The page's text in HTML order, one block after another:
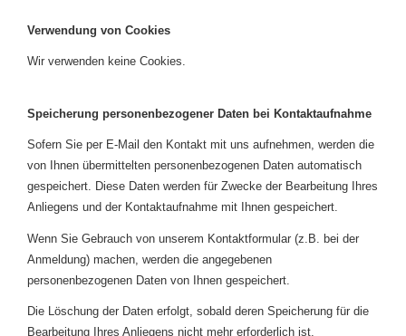
Verwendung von Cookies
Wir verwenden keine Cookies.
Speicherung personenbezogener Daten bei Kontaktaufnahme
Sofern Sie per E-Mail den Kontakt mit uns aufnehmen, werden die
von Ihnen übermittelten personenbezogenen Daten automatisch
gespeichert. Diese Daten werden für Zwecke der Bearbeitung Ihres
Anliegens und der Kontaktaufnahme mit Ihnen gespeichert.
Wenn Sie Gebrauch von unserem Kontaktformular (z.B. bei der
Anmeldung) machen, werden die angegebenen
personenbezogenen Daten von Ihnen gespeichert.
Die Löschung der Daten erfolgt, sobald deren Speicherung für die
Bearbeitung Ihres Anliegens nicht mehr erforderlich ist.